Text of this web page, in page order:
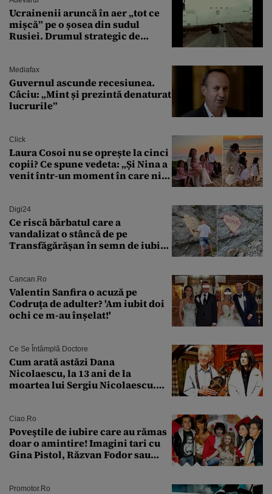
Ucrainenii aruncă în aer „tot ce
mișcă” pe o șosea din sudul
Rusiei. Drumul strategic de
Mediafax
Guvernul ascunde recesiunea.
Câciu: „Mint și prezintă denaturat
lucrurile”
Click
Laura Cosoi nu se oprește la cinci
copii? Ce spune vedeta: „Și Nina a
venit într-un moment în care nici
Digi24
Ce riscă bărbatul care a
vandalizat o stâncă de pe
Transfăgărășan în semn de iubire
Cancan.ro
Valentin Sanfira o acuză pe
Codruța de adulter? 'Am iubit doi
ochi ce m-au înșelat!'
Ce Se Întâmplă Doctore
Cum arată astăzi Dana
Nicolaescu, la 13 ani de la
moartea lui Sergiu Nicolaescu.
Ciao.ro
Poveştile de iubire care au rămas
doar o amintire! Imagini tari cu
Gina Pistol, Răzvan Fodor sau
Promotor.ro